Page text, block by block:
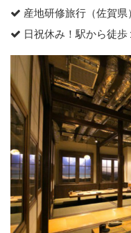
産地研修旅行（佐賀県）
日祝休み！駅から徒